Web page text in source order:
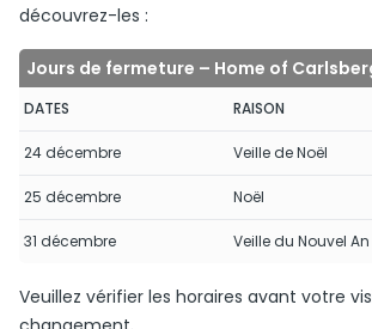
découvrez-les :
Jours de fermeture – Home of
DATES RAISON
24 décembre Veille de Noël
25 décembre Noël
31 décembre Veille du Nouvel An
Veuillez vérifier les horaires avant votre